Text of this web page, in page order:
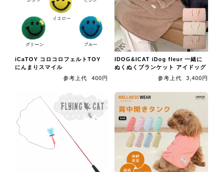
iCaTOY コロコロフェルトTOY
にんまりスマイル
参考上代
400円
IDOG&ICAT iDog fleur 一緒に
ぬくぬくブランケット アイドッグ
参考上代
3,400円